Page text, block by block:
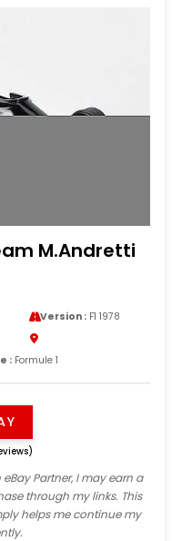
M.Andretti
Version :F1 1978
: Formule 1
eBay Partner, I may earn a
through my links. This
helps me continue my